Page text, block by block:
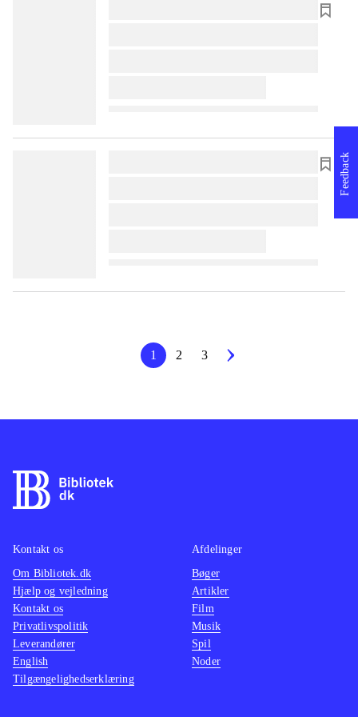
lorem ipsum dolor sit amet ...
lorem ipsum dolor sit amet ...
lorem ipsum dolor sit amet ...
lorem ipsum dolor sit amet ...
1 2 3
Feedback
Kontakt os
Om Bibliotek.dk
Hjælp og vejledning
Kontakt os
Privatlivspolitik
Leverandører
English
Tilgængelighedserklæring
Afdelinger
Bøger
Artikler
Film
Musik
Spil
Noder